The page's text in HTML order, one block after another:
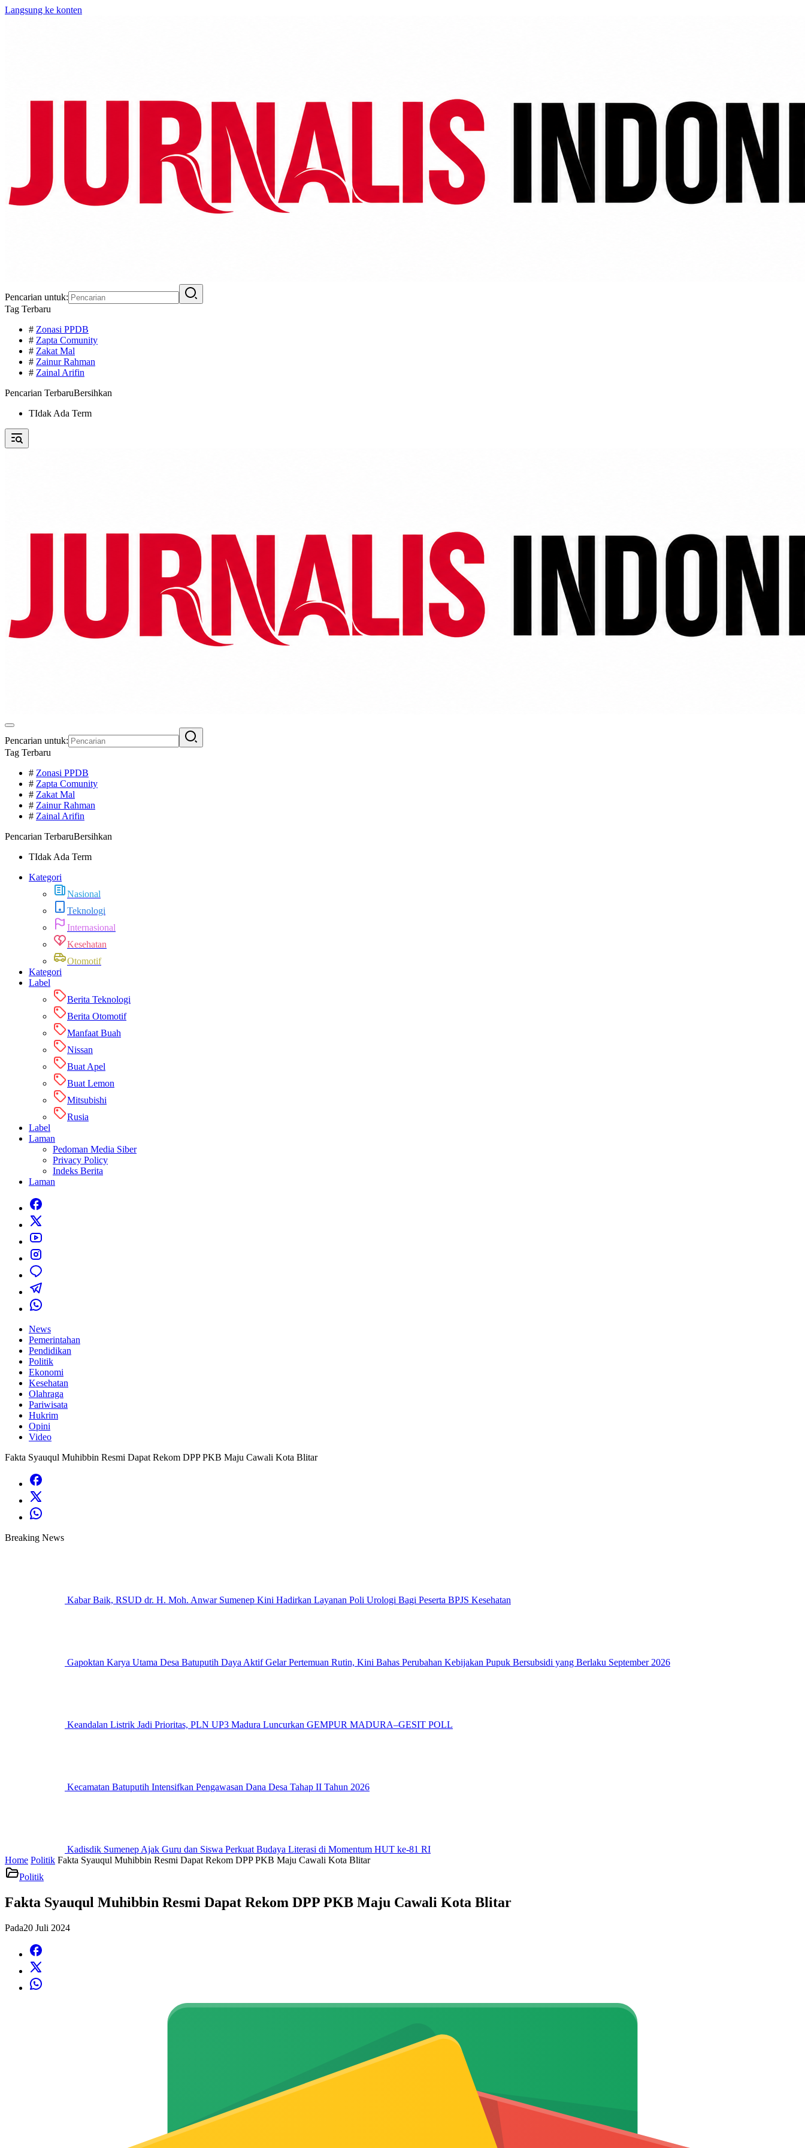
Langsung ke konten
Pencarian untuk:
Tag Terbaru
# Zonasi PPDB
# Zapta Comunity
# Zakat Mal
# Zainur Rahman
# Zainal Arifin
Pencarian TerbaruBersihkan
TIdak Ada Term
Pencarian untuk:
Tag Terbaru
# Zonasi PPDB
# Zapta Comunity
# Zakat Mal
# Zainur Rahman
# Zainal Arifin
Pencarian TerbaruBersihkan
TIdak Ada Term
Kategori
Nasional
Teknologi
Internasional
Kesehatan
Otomotif
Kategori
Label
Berita Teknologi
Berita Otomotif
Manfaat Buah
Nissan
Buat Apel
Buat Lemon
Mitsubishi
Rusia
Label
Laman
Pedoman Media Siber
Privacy Policy
Indeks Berita
Laman
News
Pemerintahan
Pendidikan
Politik
Ekonomi
Kesehatan
Olahraga
Pariwisata
Hukrim
Opini
Video
Fakta Syauqul Muhibbin Resmi Dapat Rekom DPP PKB Maju Cawali Kota Blitar
Breaking News
Kabar Baik, RSUD dr. H. Moh. Anwar Sumenep Kini Hadirkan Layanan Poli Urologi Bagi Peserta BPJS Kesehatan
Gapoktan Karya Utama Desa Batuputih Daya Aktif Gelar Pertemuan Rutin, Kini Bahas Perubahan Kebijakan Pupuk Bersubsidi yang Berlaku September 2026
Keandalan Listrik Jadi Prioritas, PLN UP3 Madura Luncurkan GEMPUR MADURA–GESIT POLL
Kecamatan Batuputih Intensifkan Pengawasan Dana Desa Tahap II Tahun 2026
Kadisdik Sumenep Ajak Guru dan Siswa Perkuat Budaya Literasi di Momentum HUT ke-81 RI
Home Politik Fakta Syauqul Muhibbin Resmi Dapat Rekom DPP PKB Maju Cawali Kota Blitar
Politik
Fakta Syauqul Muhibbin Resmi Dapat Rekom DPP PKB Maju Cawali Kota Blitar
Pada20 Juli 2024